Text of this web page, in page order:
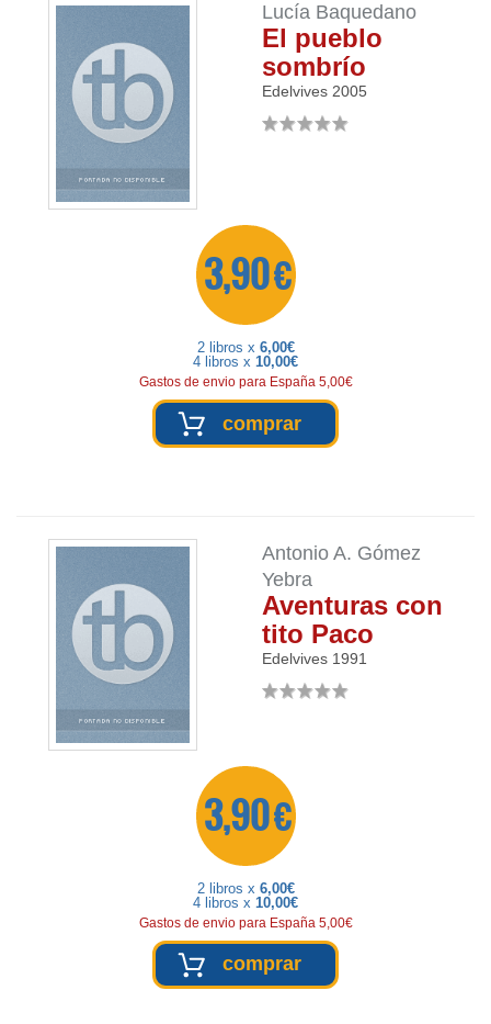
Lucía Baquedano
El pueblo
sombrío
Edelvives 2005
3,90 €
2 libros x 6,00€
4 libros x 10,00€
Gastos de envio para España 5,00€
comprar
Antonio A. Gómez
Yebra
Aventuras con
tito Paco
Edelvives 1991
3,90 €
2 libros x 6,00€
4 libros x 10,00€
Gastos de envio para España 5,00€
comprar